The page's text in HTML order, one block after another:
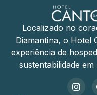
Localizado no
Diamantina, o Hotel
experiência de
sustentabilidade